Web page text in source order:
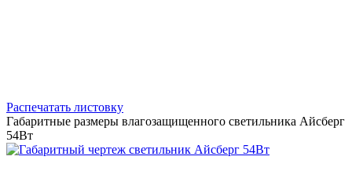
Распечатать листовку
Габаритные размеры влагозащищенного светильника Айсберг
54Вт